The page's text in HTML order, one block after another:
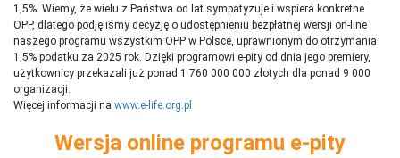
1,5%. Wiemy, że wielu z Państwa od lat sympatyzuje i wspiera konkretne
OPP, dlatego podjęliśmy decyzję o udostępnieniu bezpłatnej wersji on-line
naszego programu wszystkim OPP w Polsce, uprawnionym do otrzymania
1,5% podatku za 2025 rok. Dzięki programowi e-pity od dnia jego premiery,
użytkownicy przekazali już ponad 1 760 000 000 złotych dla ponad 9 000
organizacji.
Więcej informacji na www.e-life.org.pl
Wersja online programu e-pity